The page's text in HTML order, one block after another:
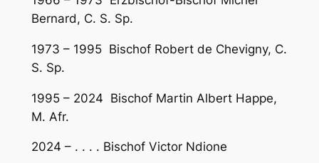
Bernard, C. S. Sp.
1973 – 1995 Bischof Robert de Chevigny, C.
S. Sp.
1995 – 2024 Bischof Martin Albert Happe,
M. Afr.
2024 – . . . . Bischof Victor Ndione